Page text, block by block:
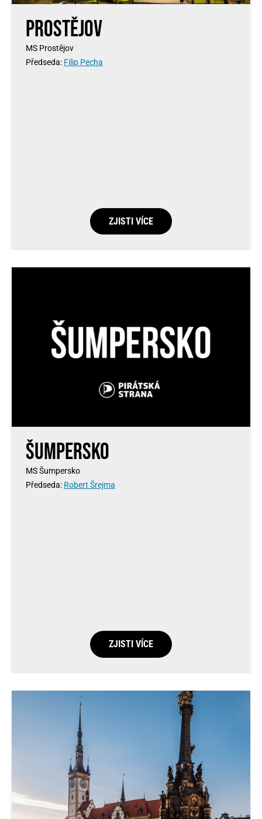
Prostějov
MS Prostějov
Předseda: Filip Pecha
ZJISTI VÍCE
Šumpersko
MS Šumpersko
Předseda: Robert Šrejma
ZJISTI VÍCE